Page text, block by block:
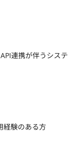
連携が伴うシステ
経験のある方